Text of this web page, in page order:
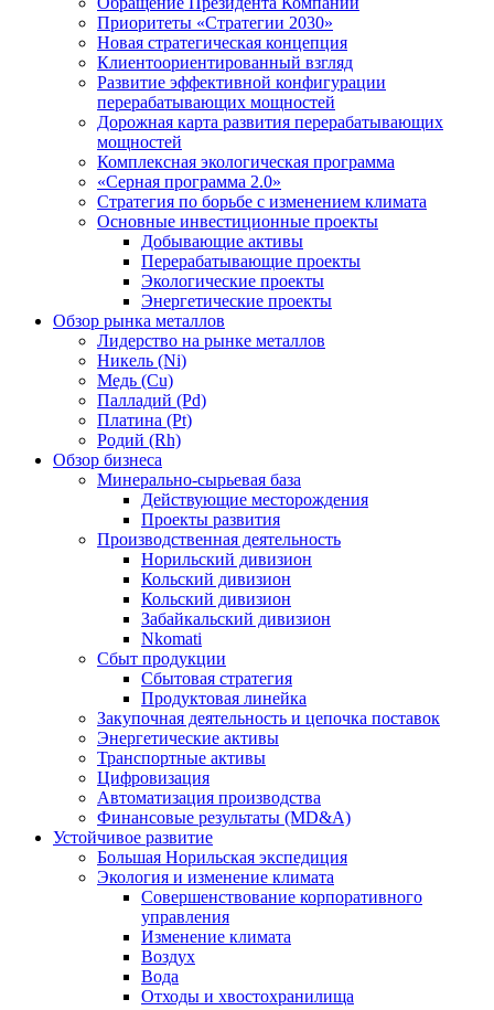
Приоритеты «Стратегии 2030»
Новая стратегическая концепция
Клиентоориентированный взгляд
Развитие эффективной конфигурации
перерабатывающих мощностей
Дорожная карта развития перерабатывающих
мощностей
Комплексная экологическая программа
«Серная программа 2.0»
Стратегия по борьбе с изменением климата
Основные инвестиционные проекты
Добывающие активы
Перерабатывающие проекты
Экологические проекты
Энергетические проекты
Обзор рынка металлов
Лидерство на рынке металлов
Никель (Ni)
Медь (Cu)
Палладий (Pd)
Платина (Pt)
Родий (Rh)
Обзор бизнеса
Минерально-сырьевая база
Действующие месторождения
Проекты развития
Производственная деятельность
Норильский дивизион
Кольский дивизион
Кольский дивизион
Забайкальский дивизион
Nkomati
Сбыт продукции
Сбытовая стратегия
Продуктовая линейка
Закупочная деятельность и цепочка поставок
Энергетические активы
Транспортные активы
Цифровизация
Автоматизация производства
Финансовые результаты (MD&A)
Устойчивое развитие
Большая Норильская экспедиция
Экология и изменение климата
Совершенствование корпоративного
управления
Изменение климата
Воздух
Вода
Отходы и хвостохранилища